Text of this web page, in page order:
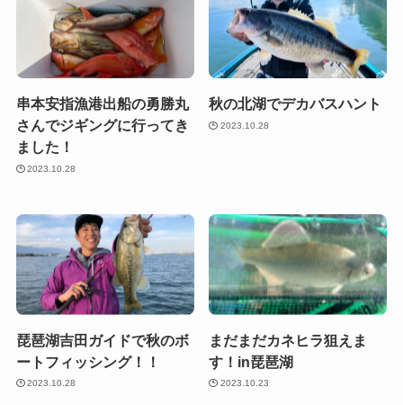
串本安指漁港出船の勇勝丸
さんでジギングに行ってき
ました！
2023.10.28
秋の北湖でデカバスハント
2023.10.28
琵琶湖吉田ガイドで秋のボ
ートフィッシング！！
2023.10.28
まだまだカネヒラ狙えま
す！in琵琶湖
2023.10.23